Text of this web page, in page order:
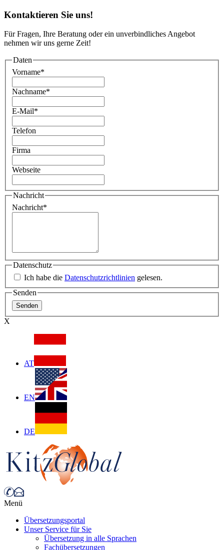
Kontaktieren Sie uns!
Für Fragen, Ihre Beratung oder ein unverbindliches Angebot
nehmen wir uns gerne Zeit!
Daten
Vorname*
Nachname*
E-Mail*
Telefon
Firma
Webseite
Nachricht
Nachricht*
Datenschutz
Ich habe die Datenschutzrichtlinien gelesen.
Senden
X
AT
EN
DE
Menü
Übersetzungsportal
Unser Service für Sie
Übersetzung in alle Sprachen
Fachübersetzungen